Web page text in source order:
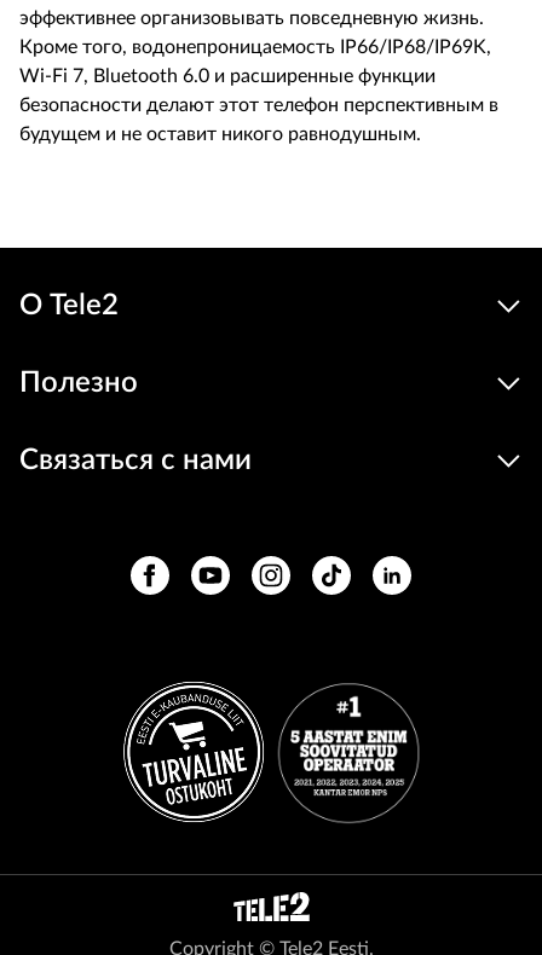
эффективнее организовывать повседневную жизнь.
Кроме того, водонепроницаемость IP66/IP68/IP69K,
Wi-Fi 7, Bluetooth 6.0 и расширенные функции
безопасности делают этот телефон перспективным в
будущем и не оставит никого равнодушным.
О Tele2
Полезно
Связаться с нами
Copyright © Tele2 Eesti.